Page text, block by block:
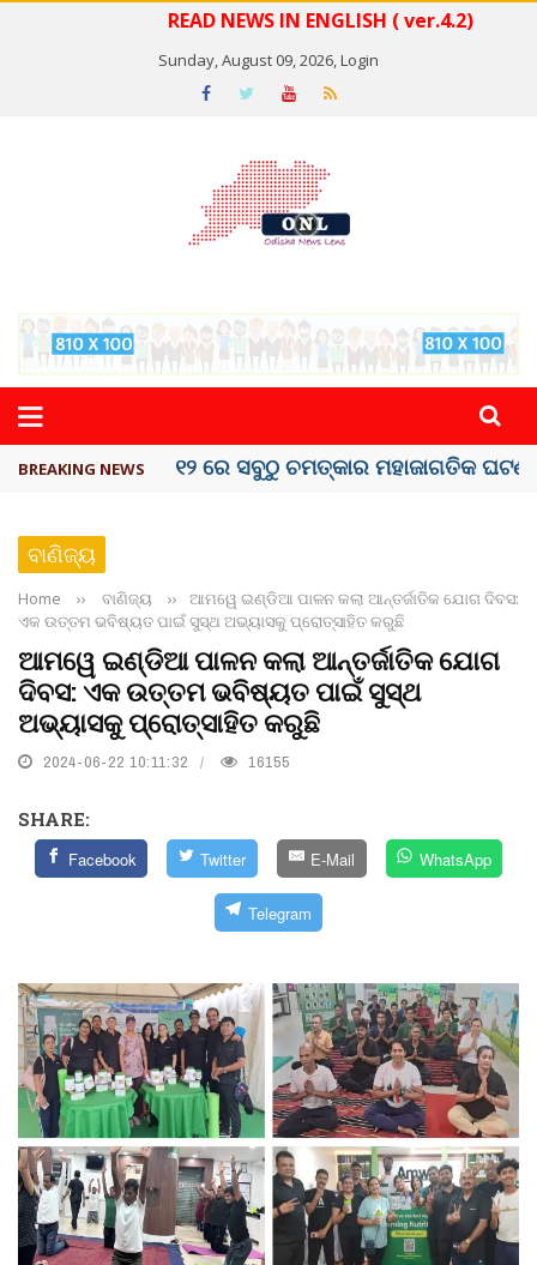
READ NEWS IN ENGLISH ( ver.4.2)
Sunday, August 09, 2026,Login
BREAKING NEWS କେରଳରେ ‘ରାଟ୍ ଫିଭର୍’ ଆତଙ୍କ, ୫୮ ମୃତ
ବାଣିଜ୍ୟ
Home ›› ବାଣିଜ୍ୟ ››
ଆମୱେ ଇଣ୍ଡିଆ ପାଳନ କଲା ଆନ୍ତର୍ଜାତିକ ଯୋଗ ଦିବସ:
ଏକ ଉତ୍ତମ ଭବିଷ୍ୟତ ପାଇଁ ସୁସ୍ଥ ଅଭ୍ୟାସକୁ ପ୍ରୋତ୍ସାହିତ କରୁଛି
ଆମୱେ ଇଣ୍ଡିଆ ପାଳନ କଲା ଆନ୍ତର୍ଜାତିକ ଯୋଗ
ଦିବସ: ଏକ ଉତ୍ତମ ଭବିଷ୍ୟତ ପାଇଁ ସୁସ୍ଥ
ଅଭ୍ୟାସକୁ ପ୍ରୋତ୍ସାହିତ କରୁଛି
2024-06-22 10:11:32 16155
SHARE:
Facebook Twitter E-Mail WhatsApp
Telegram